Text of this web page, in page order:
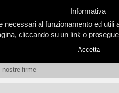
nostre firme
Informativa
al funzionamento ed
cliccando su un link o
Accetta